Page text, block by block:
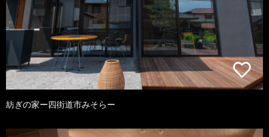
紡ぎの家ー四街道市みそらー